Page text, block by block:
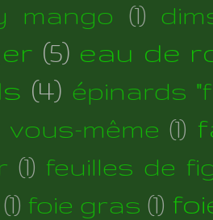
mango (1)
(5) eau de
(4) épinards
vous-même (1)
(1) feuilles de
(1) foie gras (1)